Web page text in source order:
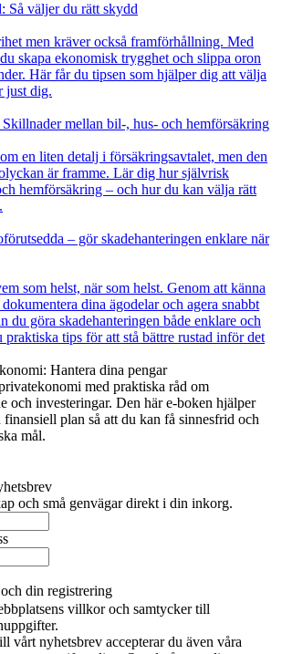
Så väljer du rätt skydd
men kräver också framförhållning. Med
skapa ekonomisk trygghet och slippa oron
Här får du tipsen som hjälper dig att välja
just dig.
mellan bil-, hus- och hemförsäkring
en liten detalj i försäkringsavtalet, men den
är framme. Lär dig hur självrisk
hemförsäkring – och hur du kan välja rätt
– gör skadehanteringen enklare när
som helst, när som helst. Genom att känna
dina ägodelar och agera snabbt
du göra skadehanteringen både enklare och
tips för att stå bättre rustad inför det
Hantera dina pengar
med praktiska råd om
och investeringar. Den här e-boken hjälper
plan så att du kan få sinnesfrid och
mål.
och små genvägar direkt i din inkorg.
din registrering
villkor och samtycker till
vårt nyhetsbrev accepterar du även våra